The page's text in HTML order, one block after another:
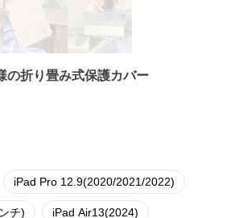
の折り畳み式保護カバー
iPad Pro 12.9(2020/2021/2022)
チ) iPad Air13(2024)